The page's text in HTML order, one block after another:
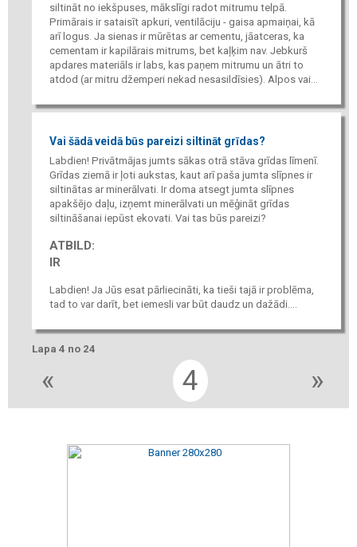
siltināt no iekšpuses, mākslīgi radot mitrumu telpā.
Primārais ir sataisīt apkuri, ventilāciju - gaisa apmaiņai, kā
arī logus. Ja sienas ir mūrētas ar cementu, jāatceras, ka
cementam ir kapilārais mitrums, bet kaļķim nav. Jebkurš
apdares materiāls ir labs, kas paņem mitrumu un ātri to
atdod (ar mitru džemperi nekad nesasildīsies). Alpos vai...
Vai šādā veidā būs pareizi siltināt grīdas?
Labdien! Privātmājas jumts sākas otrā stāva grīdas līmenī.
Grīdas ziemā ir ļoti aukstas, kaut arī paša jumta slīpnes ir
siltinātas ar minerālvati. Ir doma atsegt jumta slīpnes
apakšējo daļu, izņemt minerālvati un mēģināt grīdas
siltināšanai iepūst ekovati. Vai tas būs pareizi?
ATBILD:
IR
Labdien! Ja Jūs esat pārliecināti, ka tieši tajā ir problēma,
tad to var darīt, bet iemesli var būt daudz un dažādi....
Lapa 4 no 24
« 4 »